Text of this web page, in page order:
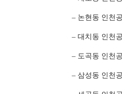
– 논현동 인천
– 대치동 인천
– 도곡동 인천
– 삼성동 인천